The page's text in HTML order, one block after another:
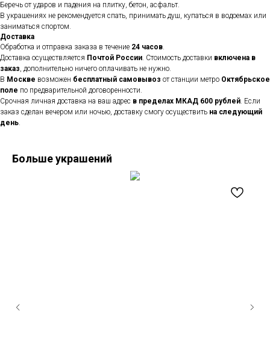
Беречь от ударов и падения на плитку, бетон, асфальт.
В украшениях не рекомендуется спать, принимать душ, купаться в водоемах или
заниматься спортом.
Доставка
Обработка и отправка заказа в течение 24 часов.
Доставка осуществляется Почтой России. Стоимость доставки включена в
заказ, дополнительно ничего оплачивать не нужно.
В Москве возможен бесплатный самовывоз от станции метро Октябрьское
поле по предварительной договоренности.
Срочная личная доставка на ваш адрес в пределах МКАД 600 рублей. Если
заказ сделан вечером или ночью, доставку смогу осуществить на следующий
день.
Больше украшений